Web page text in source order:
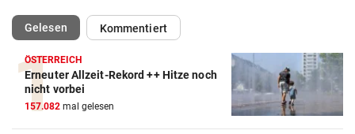
Gelesen(ausgewählt)Kommentiert
ÖSTERREICH
Erneuter Allzeit-Rekord ++ Hitze noch
nicht vorbei
157.082 mal gelesen
Action-Cam Vergleich
ZUM VERGLEICH